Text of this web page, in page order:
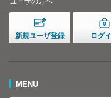
新規ユーザ登録 ログ
MENU